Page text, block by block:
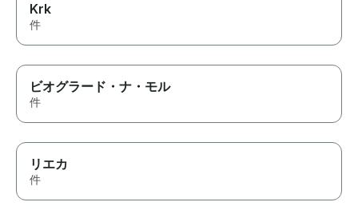
Krk
件
ビオグラード・ナ・モル
件
リエカ
件